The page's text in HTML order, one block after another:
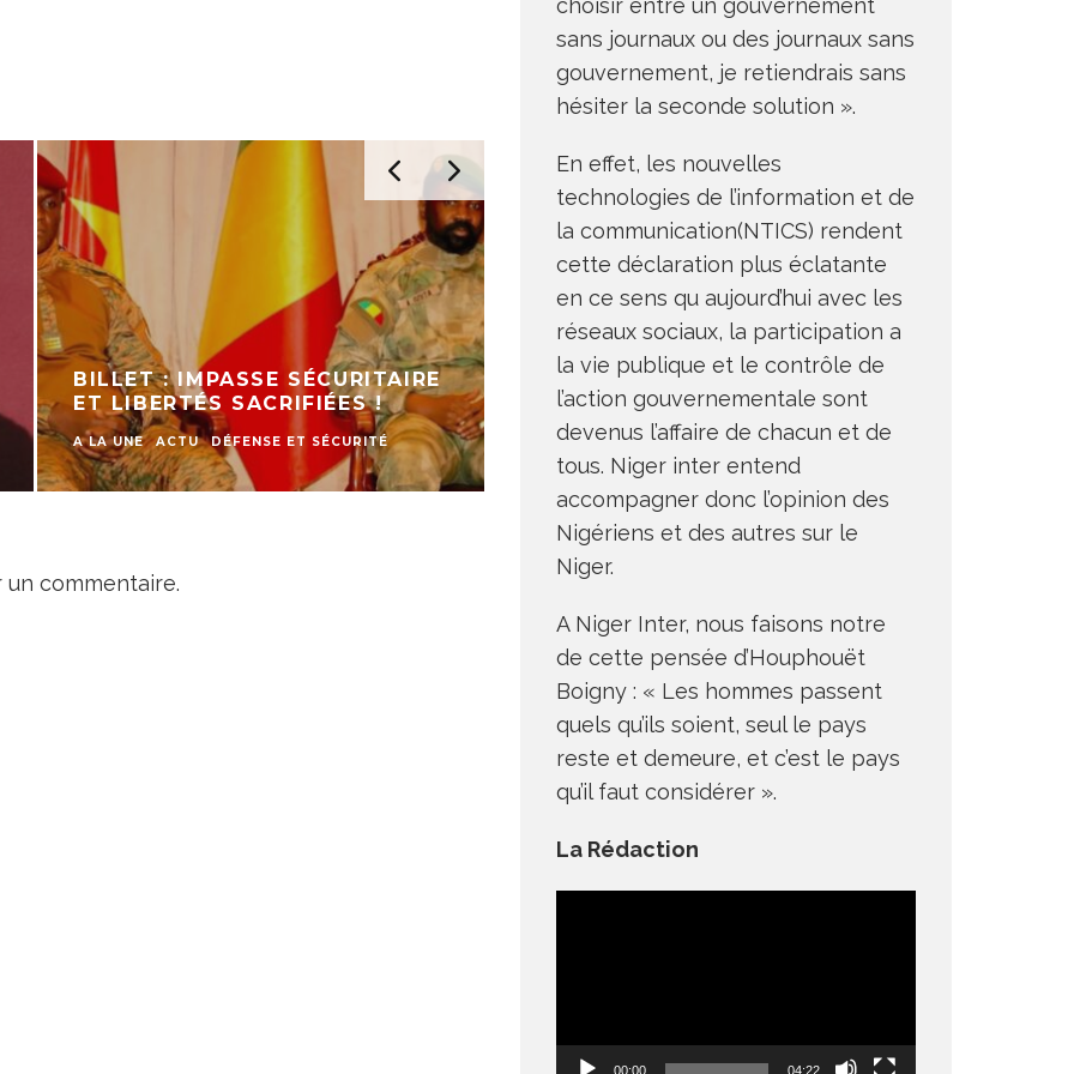
BILLET : SAUVONS
L’ÉCOLE NIGÉRIENNE !
ACTU EDUCATION
commentaire.
choisir entre un gouvernement
sans journaux ou des journaux sans
gouvernement, je retiendrais sans
hésiter la seconde solution ».
En effet, les nouvelles
technologies de l’information et de
la communication(NTICS) rendent
cette déclaration plus éclatante
en ce sens qu aujourd’hui avec les
réseaux sociaux, la participation a
la vie publique et le contrôle de
l’action gouvernementale sont
devenus l’affaire de chacun et de
tous. Niger inter entend
accompagner donc l’opinion des
Nigériens et des autres sur le
Niger.
A Niger Inter, nous faisons notre
de cette pensée d’Houphouët
Boigny : « Les hommes passent
quels qu’ils soient, seul le pays
reste et demeure, et c’est le pays
qu’il faut considérer ».
La Rédaction
00:00 04:22